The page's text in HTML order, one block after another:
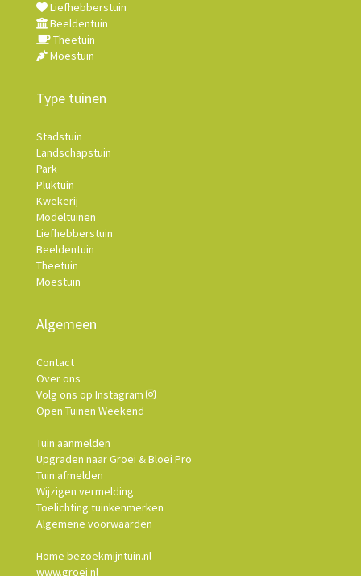
Liefhebberstuin
Beeldentuin
Theetuin
Moestuin
Type tuinen
Stadstuin
Landschapstuin
Park
Pluktuin
Kwekerij
Modeltuinen
Liefhebberstuin
Beeldentuin
Theetuin
Moestuin
Algemeen
Contact
Over ons
Volg ons op Instagram
Open Tuinen Weekend
Tuin aanmelden
Upgraden naar Groei & Bloei Pro
Tuin afmelden
Wijzigen vermelding
Toelichting tuinkenmerken
Algemene voorwaarden
Home bezoekmijntuin.nl
www.groei.nl